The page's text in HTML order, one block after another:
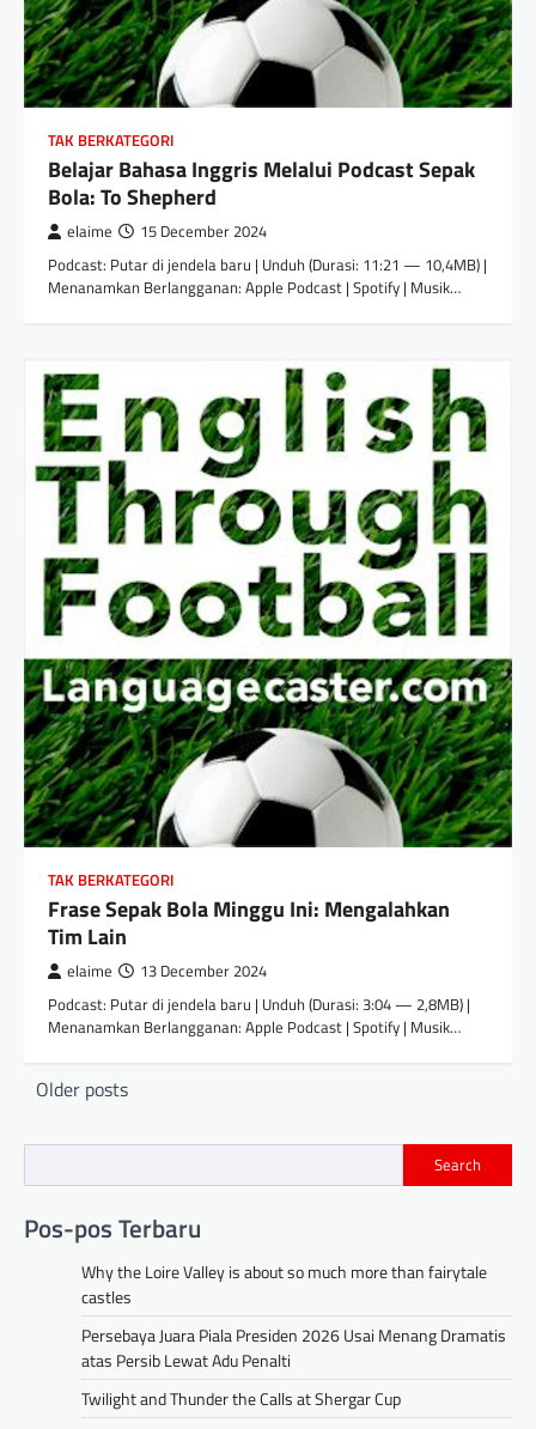
TAK BERKATEGORI
Belajar Bahasa Inggris Melalui Podcast Sepak
Bola: To Shepherd
elaime 15 December 2024
Podcast: Putar di jendela baru | Unduh (Durasi: 11:21 — 10,4MB) |
Menanamkan Berlangganan: Apple Podcast | Spotify | Musik…
TAK BERKATEGORI
Frase Sepak Bola Minggu Ini: Mengalahkan
Tim Lain
elaime 13 December 2024
Podcast: Putar di jendela baru | Unduh (Durasi: 3:04 — 2,8MB) |
Menanamkan Berlangganan: Apple Podcast | Spotify | Musik…
Posts
Older posts
Search
Pos-pos Terbaru
Why the Loire Valley is about so much more than fairytale
castles
Persebaya Juara Piala Presiden 2026 Usai Menang Dramatis
atas Persib Lewat Adu Penalti
Twilight and Thunder the Calls at Shergar Cup